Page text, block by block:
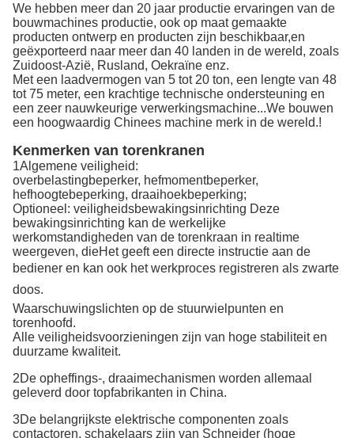
We hebben meer dan 20 jaar productie ervaringen van de
bouwmachines productie, ook op maat gemaakte
producten ontwerp en producten zijn beschikbaar,en
geëxporteerd naar meer dan 40 landen in de wereld, zoals
Zuidoost-Azië, Rusland, Oekraïne enz.
Met een laadvermogen van 5 tot 20 ton, een lengte van 48
tot 75 meter, een krachtige technische ondersteuning en
een zeer nauwkeurige verwerkingsmachine...We bouwen
een hoogwaardig Chinees machine merk in de wereld.!
Kenmerken van torenkranen
1Algemene veiligheid:
overbelastingbeperker, hefmomentbeperker,
hefhoogtebeperking, draaihoekbeperking;
Optioneel: veiligheidsbewakingsinrichting Deze
bewakingsinrichting kan de werkelijke
werkomstandigheden van de torenkraan in realtime
weergeven, dieHet geeft een directe instructie aan de
bediener en kan ook het werkproces registreren als zwarte
doos.
Waarschuwingslichten op de stuurwielpunten en
torenhoofd.
Alle veiligheidsvoorzieningen zijn van hoge stabiliteit en
duurzame kwaliteit.
2De opheffings-, draaimechanismen worden allemaal
geleverd door topfabrikanten in China.
3De belangrijkste elektrische componenten zoals
contactoren, schakelaars zijn van Schneider (hoge